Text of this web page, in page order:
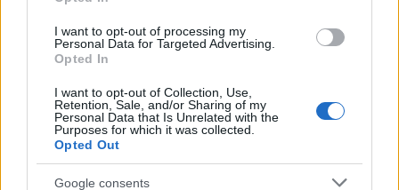
I want to opt-out of processing my
Personal Data for Targeted Advertising.
Opted In
I want to opt-out of Collection, Use,
Retention, Sale, and/or Sharing of my
Personal Data that Is Unrelated with the
Purposes for which it was collected.
Opted Out
Google consents
είναι πολύ επώδυνο», λέει ο γιος του
Πιο σχολιασμένα
Βγήκαν ξανά τα μαχαίρια στην Ελπίδα
για τη Δημοκρατία: «Καρυστιανού,
Γρατσία και Γαλανός μετέτρεψαν το